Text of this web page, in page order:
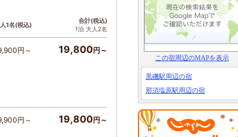
1名(税込)
合計(税込)
1泊 大人2名
円～ 19,800円～
円～ 19,800円～
この宿周辺のMAPを表示
黒磯駅周辺の宿
那須塩原駅周辺の宿